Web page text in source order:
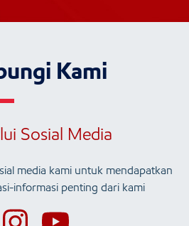
Kami
Sosial Media
media kami untuk mendapatkan
informasi penting dari kami